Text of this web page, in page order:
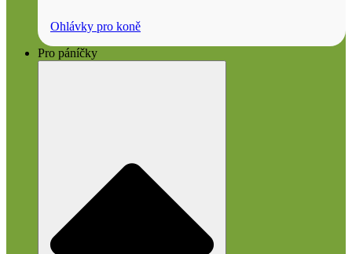
Ohlávky pro koně
Pro páníčky